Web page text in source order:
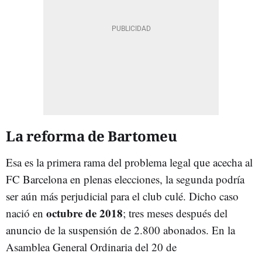
La reforma de Bartomeu
Esa es la primera rama del problema legal que acecha al
FC Barcelona en plenas elecciones, la segunda podría
ser aún más perjudicial para el club culé. Dicho caso
nació en octubre de 2018; tres meses después del
anuncio de la suspensión de 2.800 abonados. En la
Asamblea General Ordinaria del 20 de